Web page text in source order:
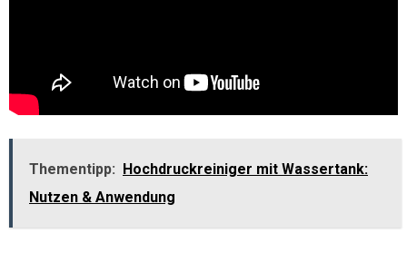
Thementipp: Hochdruckreiniger mit Wassertank:
Nutzen & Anwendung